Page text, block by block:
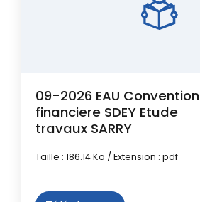
09-2026 EAU Convention
financiere SDEY Etude
travaux SARRY
Taille : 186.14 Ko / Extension : pdf